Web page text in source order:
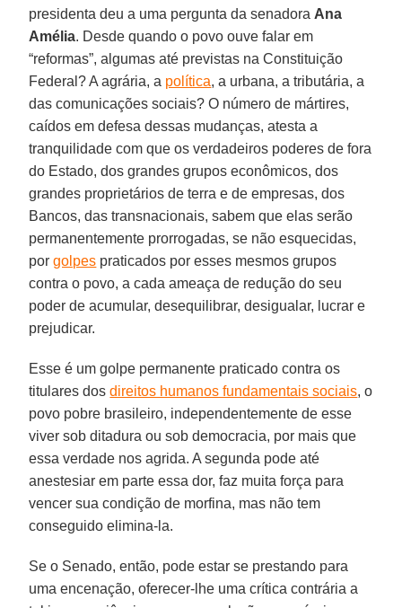
presidenta deu a uma pergunta da senadora Ana
Amélia. Desde quando o povo ouve falar em
“reformas”, algumas até previstas na Constituição
Federal? A agrária, a política, a urbana, a tributária, a
das comunicações sociais? O número de mártires,
caídos em defesa dessas mudanças, atesta a
tranquilidade com que os verdadeiros poderes de fora
do Estado, dos grandes grupos econômicos, dos
grandes proprietários de terra e de empresas, dos
Bancos, das transnacionais, sabem que elas serão
permanentemente prorrogadas, se não esquecidas,
porgolpes praticados por esses mesmos grupos
contra o povo, a cada ameaça de redução do seu
poder de acumular, desequilibrar, desigualar, lucrar e
prejudicar.
Esse é um golpe permanente praticado contra os
titulares dosdireitos humanos fundamentais sociais, o
povo pobre brasileiro, independentemente de esse
viver sob ditadura ou sob democracia, por mais que
essa verdade nos agrida. A segunda pode até
anestesiar em parte essa dor, faz muita força para
vencer sua condição de morfina, mas não tem
conseguido elimina-la.
Se o Senado, então, pode estar se prestando para
uma encenação, oferecer-lhe uma crítica contrária a